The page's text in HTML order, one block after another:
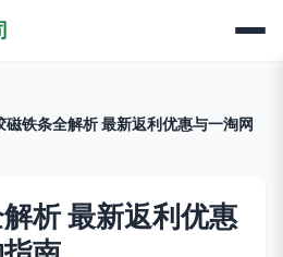
磁铁条全解析 最新返利优惠与一淘网
析 最新返利优惠